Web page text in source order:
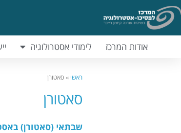
אודות המרכז לימודי אסטרולוגיה
ראשי » סאטורן
סאטורן
שבתאי (סאטורן)